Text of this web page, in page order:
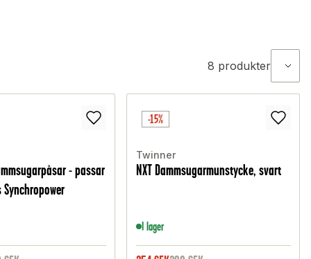
8 produkter
- passar
-15%
Twinner
NXT Dammsugarmunstycke, svart
I lager